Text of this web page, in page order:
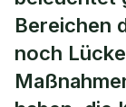
Bereichen
noch